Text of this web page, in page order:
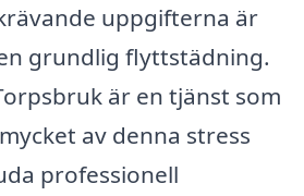
uppgifterna är
grundlig flyttstädning.
är en tjänst som
av denna stress
professionell